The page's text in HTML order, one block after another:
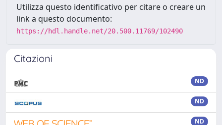
Utilizza questo identificativo per citare o creare un
link a questo documento:
https://hdl.handle.net/20.500.11769/102490
Citazioni
ND
ND
ND